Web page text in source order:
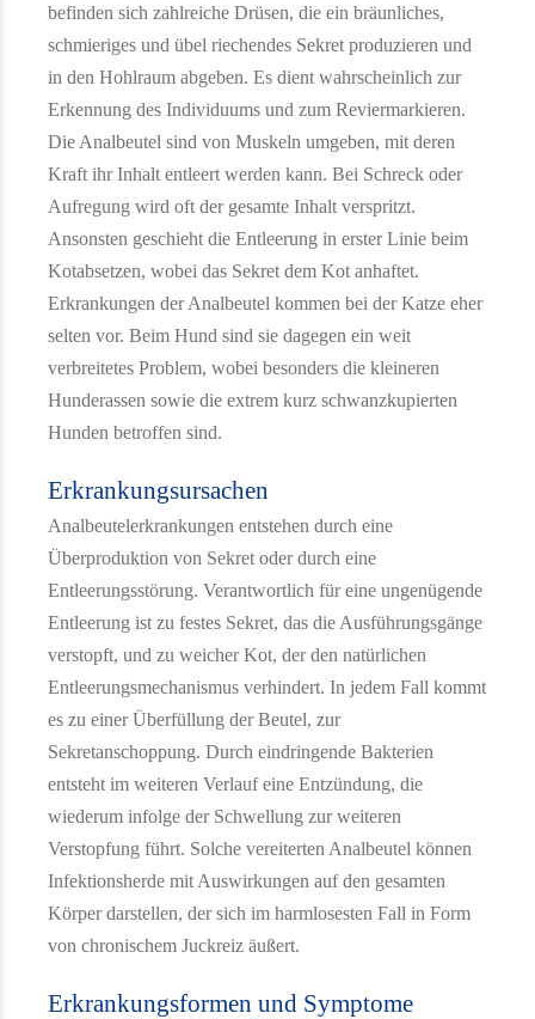
befinden sich zahlreiche Drüsen, die ein bräunliches,
schmieriges und übel riechendes Sekret produzieren und
in den Hohlraum abgeben. Es dient wahrscheinlich zur
Erkennung des Individuums und zum Reviermarkieren.
Die Analbeutel sind von Muskeln umgeben, mit deren
Kraft ihr Inhalt entleert werden kann. Bei Schreck oder
Aufregung wird oft der gesamte Inhalt verspritzt.
Ansonsten geschieht die Entleerung in erster Linie beim
Kotabsetzen, wobei das Sekret dem Kot anhaftet.
Erkrankungen der Analbeutel kommen bei der Katze eher
selten vor. Beim Hund sind sie dagegen ein weit
verbreitetes Problem, wobei besonders die kleineren
Hunderassen sowie die extrem kurz schwanzkupierten
Hunden betroffen sind.
Erkrankungsursachen
Analbeutelerkrankungen entstehen durch eine
Überproduktion von Sekret oder durch eine
Entleerungsstörung. Verantwortlich für eine ungenügende
Entleerung ist zu festes Sekret, das die Ausführungsgänge
verstopft, und zu weicher Kot, der den natürlichen
Entleerungsmechanismus verhindert. In jedem Fall kommt
es zu einer Überfüllung der Beutel, zur
Sekretanschoppung. Durch eindringende Bakterien
entsteht im weiteren Verlauf eine Entzündung, die
wiederum infolge der Schwellung zur weiteren
Verstopfung führt. Solche vereiterten Analbeutel können
Infektionsherde mit Auswirkungen auf den gesamten
Körper darstellen, der sich im harmlosesten Fall in Form
von chronischem Juckreiz äußert.
Erkrankungsformen und Symptome